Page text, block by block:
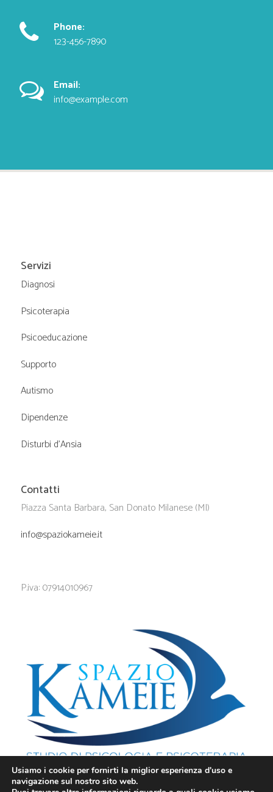
Phone:
123-456-7890
Email:
info@example.com
Servizi
Diagnosi
Psicoterapia
Psicoeducazione
Supporto
Autismo
Dipendenze
Disturbi d’Ansia
Contatti
Piazza Santa Barbara, San Donato Milanese (MI)
info@spaziokameie.it
P.iva: 07914010967
Usiamo i cookie per fornirti la miglior esperienza d'uso e
navigazione sul nostro sito web.